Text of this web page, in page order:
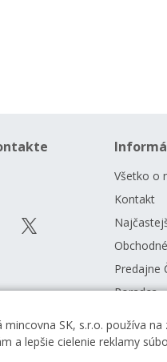
Všetko o
Kontakt
Predajne
Poradca
SK, s.r.o. používa
a lepšie cielenie reklamy